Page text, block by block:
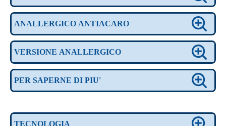
ANALLERGICO ANTIACARO
VERSIONE ANALLERGICO
PER SAPERNE DI PIU'
TECNOLOGIA